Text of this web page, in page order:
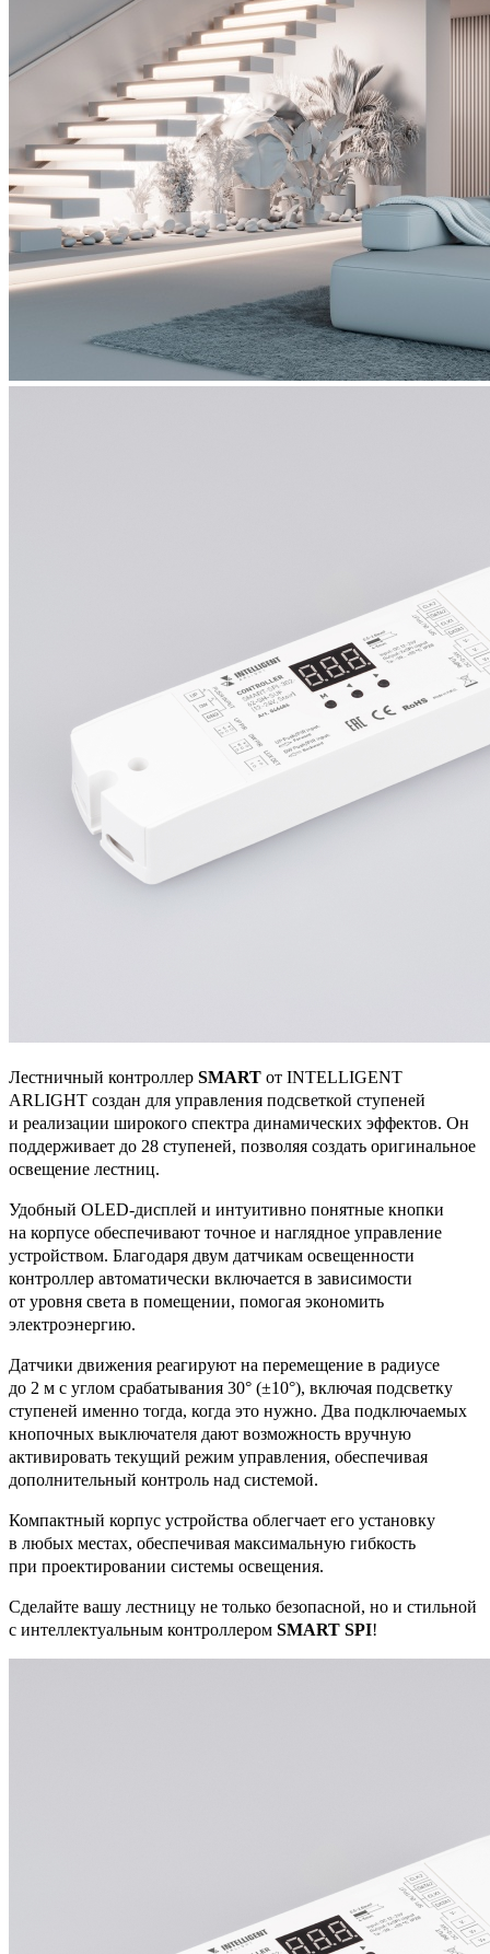
Лестничный контроллер SMART от INTELLIGENT
ARLIGHT создан для управления подсветкой ступеней
и реализации широкого спектра динамических эффектов. Он
поддерживает до 28 ступеней, позволяя создать оригинальное
освещение лестниц.
Удобный OLED-дисплей и интуитивно понятные кнопки
на корпусе обеспечивают точное и наглядное управление
устройством. Благодаря двум датчикам освещенности
контроллер автоматически включается в зависимости
от уровня света в помещении, помогая экономить
электроэнергию.
Датчики движения реагируют на перемещение в радиусе
до 2 м с углом срабатывания 30° (±10°), включая подсветку
ступеней именно тогда, когда это нужно. Два подключаемых
кнопочных выключателя дают возможность вручную
активировать текущий режим управления, обеспечивая
дополнительный контроль над системой.
Компактный корпус устройства облегчает его установку
в любых местах, обеспечивая максимальную гибкость
при проектировании системы освещения.
Сделайте вашу лестницу не только безопасной, но и стильной
с интеллектуальным контроллером SMART SPI!